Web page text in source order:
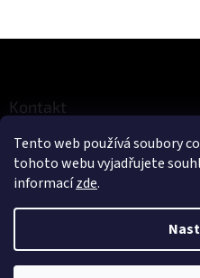
Tento web používá soubory
tohoto webu vyjadřujete
informacízde.
t
Kontakt
eshop@ cykloerben.cz
725 316 707